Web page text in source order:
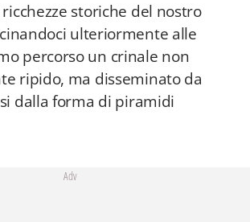
storiche del nostro
ulteriormente alle
percorso un crinale non
ripido, ma disseminato da
dalla forma di piramidi
Adv